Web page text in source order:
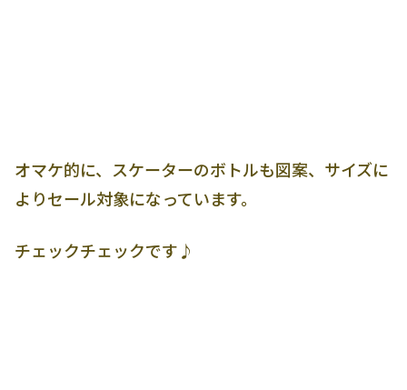
オマケ的に、スケーターのボトルも図案、サイズに
よりセール対象になっています。
チェックチェックです♪